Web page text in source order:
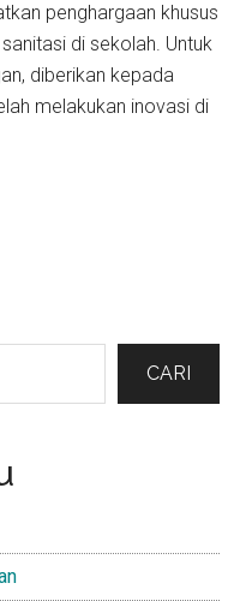
peng­hargaan khusus
di sekolah. Untuk
diberikan kepada
melakukan inovasi di
CARI